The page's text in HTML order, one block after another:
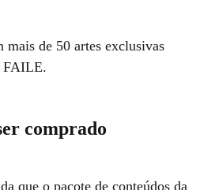
mais de 50 artes exclusivas
FAILE.
comprado
que o pacote de conteúdos da